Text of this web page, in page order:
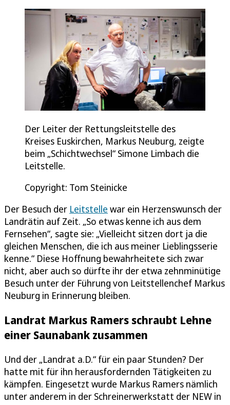
Der Leiter der Rettungsleitstelle des
Kreises Euskirchen, Markus Neuburg, zeigte
beim „Schichtwechsel“ Simone Limbach die
Leitstelle.
Copyright: Tom Steinicke
Der Besuch der Leitstelle war ein Herzenswunsch der
Landrätin auf Zeit. „So etwas kenne ich aus dem
Fernsehen“, sagte sie: „Vielleicht sitzen dort ja die
gleichen Menschen, die ich aus meiner Lieblingsserie
kenne.“ Diese Hoffnung bewahrheitete sich zwar
nicht, aber auch so dürfte ihr der etwa zehnminütige
Besuch unter der Führung von Leitstellenchef Markus
Neuburg in Erinnerung bleiben.
Landrat Markus Ramers schraubt Lehne
einer Saunabank zusammen
Und der „Landrat a.D.“ für ein paar Stunden? Der
hatte mit für ihn herausfordernden Tätigkeiten zu
kämpfen. Eingesetzt wurde Markus Ramers nämlich
unter anderem in der Schreinerwerkstatt der NEW in